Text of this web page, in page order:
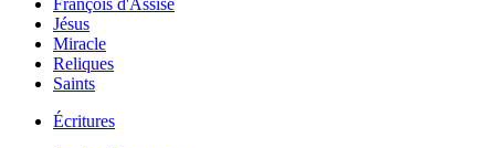
François d'Assise
Jésus
Miracle
Reliques
Saints
Écritures